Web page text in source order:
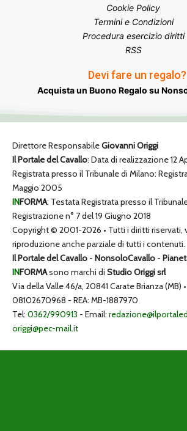
Cookie Policy
Termini e Condizioni
Procedura esercizio diritti
RSS
Devi fare un regalo?
Acquista un Buono Regalo su
Direttore ResponsabileGiovanni Origgi
Il Portale del Cavallo: Data di realizzazione 12
Registrata presso il Tribunale di Milano:
Maggio 2005
INFORMA: Testata Registrata presso il
Registrazione n° 7 del 19 Giugno 2018
Copyright © 2001-2026 • Tutti i diritti riservati,
riproduzione anche parziale di tutti i contenuti.
Il Portale del Cavallo - NonsoloCavallo -
INFORMAsono marchi di Studio Origgi srl
Via della Valle 46/a, 20841 Carate Brianza (MB) •
08102670968 - REA: MB-1887970
Tel: 0362/990913 - Email:
origgi@pec-mail.it